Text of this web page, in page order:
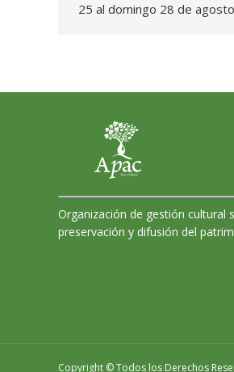
25 al domingo 28 de
Organización de gestión cultural
preservación y difusión del
Copyright © Todos los Derechos